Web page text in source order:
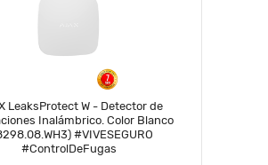
LeaksProtect W - Detector de
Inalámbrico. Color Blanco
#VIVESEGURO
#ControlDeFugas